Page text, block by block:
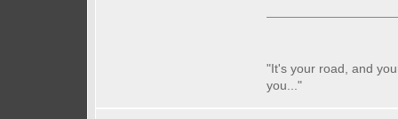
"It's your road, and
you..."